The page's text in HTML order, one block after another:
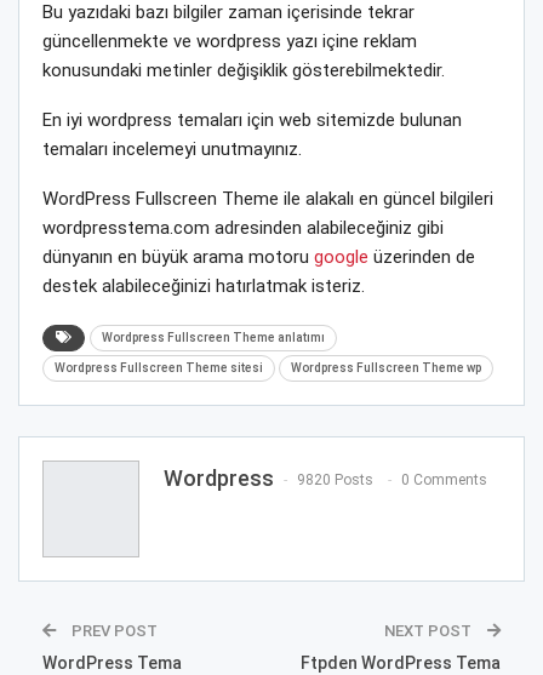
Bu yazıdaki bazı bilgiler zaman içerisinde tekrar
güncellenmekte ve wordpress yazı içine reklam
konusundaki metinler değişiklik gösterebilmektedir.
En iyi wordpress temaları için web sitemizde bulunan
temaları incelemeyi unutmayınız.
WordPress Fullscreen Theme ile alakalı en güncel bilgileri
wordpresstema.com adresinden alabileceğiniz gibi
dünyanın en büyük arama motoru google üzerinden de
destek alabileceğinizi hatırlatmak isteriz.
Wordpress Fullscreen Theme anlatımı
Wordpress Fullscreen Theme sitesi Wordpress Fullscreen Theme wp
Wordpress 9820 Posts 0 Comments
PREV POST
WordPress Tema
NEXT POST
Ftpden WordPress Tema